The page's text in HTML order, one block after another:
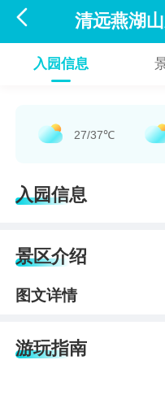
 清远燕湖
入园信息
27/37℃
入园信息
景区介绍
图文详情
游玩指南